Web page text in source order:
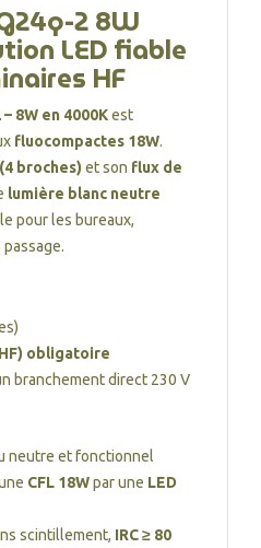
2 8W
LED fiable
HF
8W en 4000Kest
fluocompactes 18W.
broches) et son flux de
lumière blanc neutre
pour les bureaux,
obligatoire
branchement direct 230 V
neutre et fonctionnel
CFL 18Wpar une LED
scintillement, IRC ≥ 80